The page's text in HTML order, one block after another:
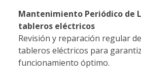
Mantenimiento Periódico de
tableros eléctricos
Revisión y reparación regular
tableros eléctricos para
funcionamiento óptimo.